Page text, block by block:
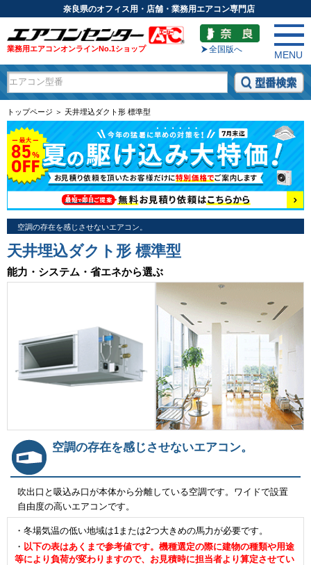
奈良県のオフィス用・店舗・業務用エアコン専門店
業務用エアコンオンラインNo.1ショップ 全国版へ
MENU
トップページ ＞ 天井埋込ダクト形 標準型
空調の存在を感じさせないエアコン。
天井埋込ダクト形 標準型
能力・システム・省エネから選ぶ
空調の存在を感じさせないエアコン。
吹出口と吸込み口が本体から分離している空調です。ワイドで設置
自由度の高いエアコンです。
・冬場気温の低い地域は1または2つ大きめの馬力が必要です。
・ 以下の表はあくまで参考値です。機種選定の際に建物の種類や用途
等により負荷が変わりますので、お見積時に担当者より算定させてい